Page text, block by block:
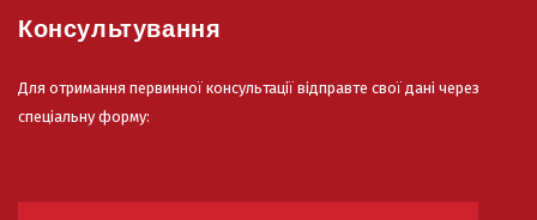
Консультування
Для отримання первинної консультації відправте свої дані через
спеціальну форму: